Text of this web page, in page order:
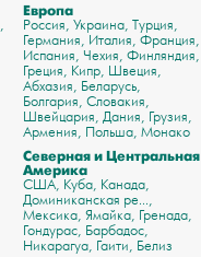
Европа
Россия Украина Турция
Германия Италия Франция
Испания Чехия Финляндия
Греция Кипр Швеция
Абхазия Беларусь
Болгария Словакия
Швейцария Дания Грузия
Армения Польша Монако
Северная и Центральная
Америка
США Куба Канада
Доминиканская ре...
Мексика Ямайка Гренада
Гондурас Барбадос
Никарагуа Гаити Белиз